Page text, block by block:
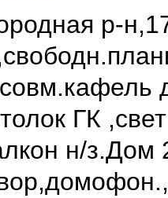
р-
ГК
н/з.Дом